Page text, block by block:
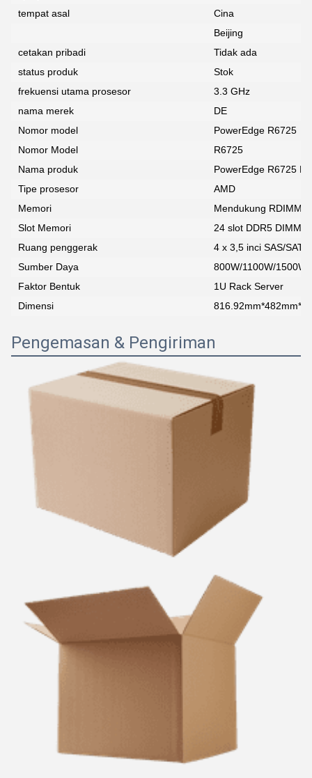
tempat asal
Cina
Beijing
cetakan pribadi
Tidak ada
status produk
Stok
frekuensi utama prosesor
3.3 GHz
nama merek
DE
Nomor model
PowerEdge R6725
Nomor Model
R6725
Nama produk
PowerEdge R6725
Tipe prosesor
AMD
Memori
Mendukung RDIMM
Slot Memori
24 slot DDR5 DIMM,
Ruang penggerak
4 x 3,5 inci SAS/SATA
Sumber Daya
800W/1100W/
Faktor Bentuk
1U Rack Server
Dimensi
Pengemasan & Pengiriman